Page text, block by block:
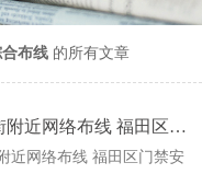
布线 的所有文章
深圳静逸街附近网络布线 福田区门禁安装弱电公司
近网络布线 福田区门禁安